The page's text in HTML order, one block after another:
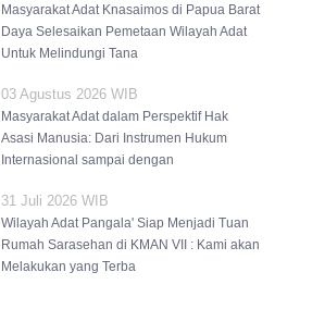
Masyarakat Adat Knasaimos di Papua Barat
Daya Selesaikan Pemetaan Wilayah Adat
Untuk Melindungi Tana
03 Agustus 2026 WIB
Masyarakat Adat dalam Perspektif Hak
Asasi Manusia: Dari Instrumen Hukum
Internasional sampai dengan
31 Juli 2026 WIB
Wilayah Adat Pangala' Siap Menjadi Tuan
Rumah Sarasehan di KMAN VII : Kami akan
Melakukan yang Terba